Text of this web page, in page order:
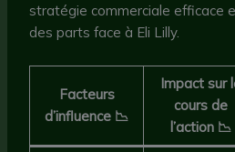
stratégie commerciale efficace
des parts face à Eli Lilly.
Facteurs
d’influence 📉
Impact sur
cours de
l’action 📉